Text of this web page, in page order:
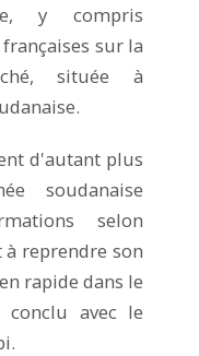
y compris
sur la
située à
d'autant plus
soudanaise
selon
reprendre son
rapide dans le
conclu avec le